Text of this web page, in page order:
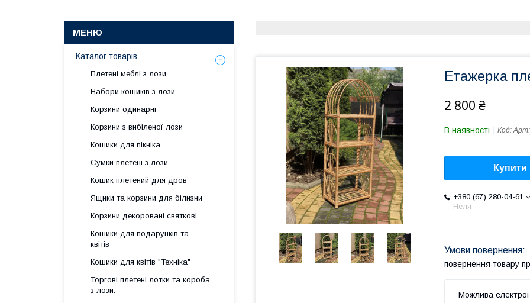
Етажерка
2 800 ₴
В наявності Код:
Купити
+380 (67) 280-04-61
Неля
повернення товару
Каталог товарів
Плетені меблі з лози
Набори кошиків з лози
Корзини одинарні
Корзини з вибіленої лози
Кошики для пікніка
Сумки плетені з лози
Кошик плетений для дров
Ящики та корзини для білизни
Корзини декоровані святкові
Кошики для подарунків та
квітів
Кошики для квітів "Техніка"
Торгові плетені лотки та короба
з лози.